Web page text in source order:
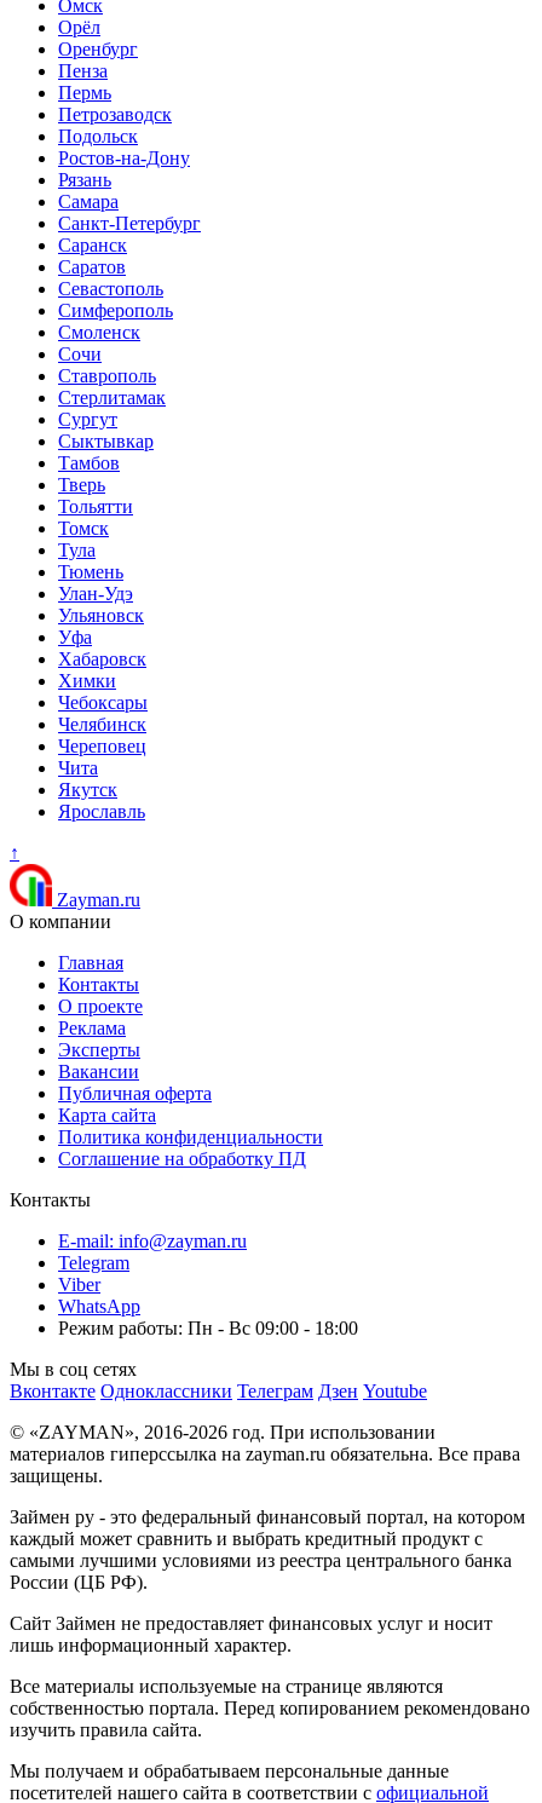
Омск
Орёл
Оренбург
Пенза
Пермь
Петрозаводск
Подольск
Ростов-на-Дону
Рязань
Самара
Санкт-Петербург
Саранск
Саратов
Севастополь
Симферополь
Смоленск
Сочи
Ставрополь
Стерлитамак
Сургут
Сыктывкар
Тамбов
Тверь
Тольятти
Томск
Тула
Тюмень
Улан-Удэ
Ульяновск
Уфа
Хабаровск
Химки
Чебоксары
Челябинск
Череповец
Чита
Якутск
Ярославль
↑
Zayman.ru
О компании
Главная
Контакты
О проекте
Реклама
Эксперты
Вакансии
Публичная оферта
Карта сайта
Политика конфиденциальности
Соглашение на обработку ПД
Контакты
E-mail: info@zayman.ru
Telegram
Viber
WhatsApp
Режим работы: Пн - Вс 09:00 - 18:00
Мы в соц сетях
Вконтакте Одноклассники Телеграм Дзен Youtube
© «ZAYMAN», 2016-2026 год. При использовании
материалов гиперссылка на zayman.ru обязательна. Все права
защищены.
Займен ру - это федеральный финансовый портал, на котором
каждый может сравнить и выбрать кредитный продукт с
самыми лучшими условиями из реестра центрального банка
России (ЦБ РФ).
Сайт Займен не предоставляет финансовых услуг и носит
лишь информационный характер.
Все материалы используемые на странице являются
собственностью портала. Перед копированием рекомендовано
изучить правила сайта.
Мы получаем и обрабатываем персональные данные
посетителей нашего сайта в соответствии с официальной